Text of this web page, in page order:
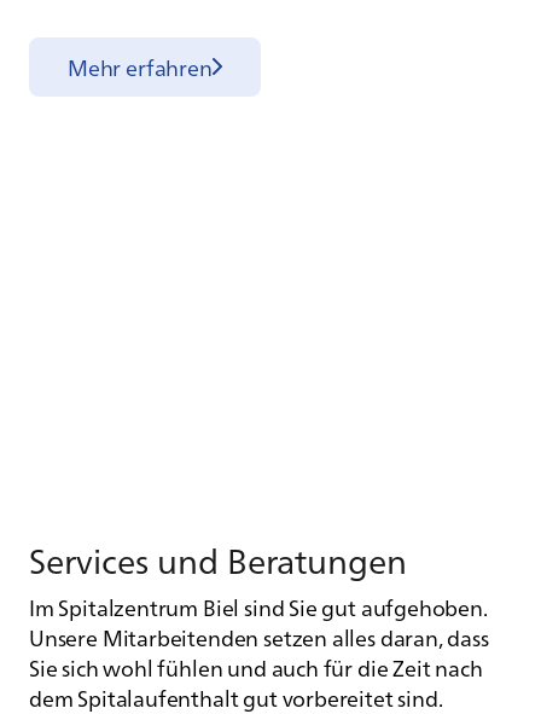
Mehr erfahren
Ser­vices und Be­ra­tun­gen
Im Spitalzentrum Biel sind Sie gut aufgehoben.
Unsere Mitarbeitenden setzen alles daran, dass
Sie sich wohl fühlen und auch für die Zeit nach
dem Spitalaufenthalt gut vorbereitet sind.